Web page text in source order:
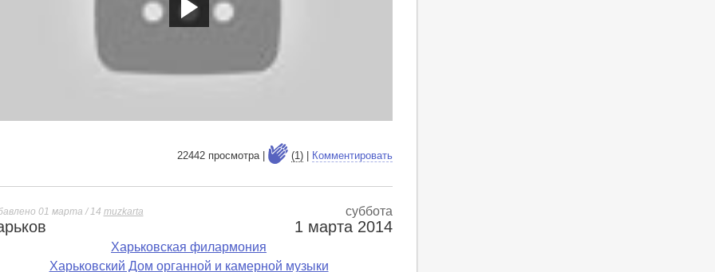
22442 просмотра | (1)| Комментировать
01 марта / 14 muzkarta суббота
1 марта 2014
Харьковская филармония
Харьковский Дом органной и камерной музыки